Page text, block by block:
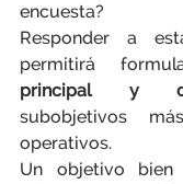
encuesta?
Responder a
permitirá
principal y
subobjetivos
operativos.
Un objetivo bien